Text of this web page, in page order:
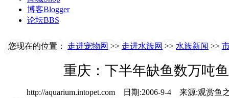
博客Blogger
论坛BBS
您现在的位置： 走进宠物网 >> 走进水族网 >> 水族新闻 >>
重庆：下半年缺鱼数万吨
http://aquarium.intopet.com 日期:2006-9-4 来源:观赏